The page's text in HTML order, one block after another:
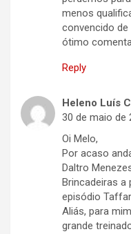
menos
convencido de
ótimo
Reply
Heleno Luís
30 de maio de
Oi Melo,
Por acaso
Daltro
Brincadeiras a
episódio
Aliás, para
grande